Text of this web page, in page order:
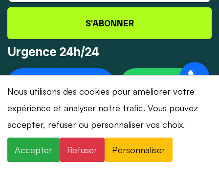
S'ABONNER
Urgence 24h/24
© 2026 Dépannage-Serrurier.ch - Tous droits
réservés | Suisse romande
Nous utilisons des cookies pour améliorer votre
expérience et analyser notre trafic. Vous pouvez
accepter, refuser ou personnaliser vos choix.
Accepter Refuser Personnaliser